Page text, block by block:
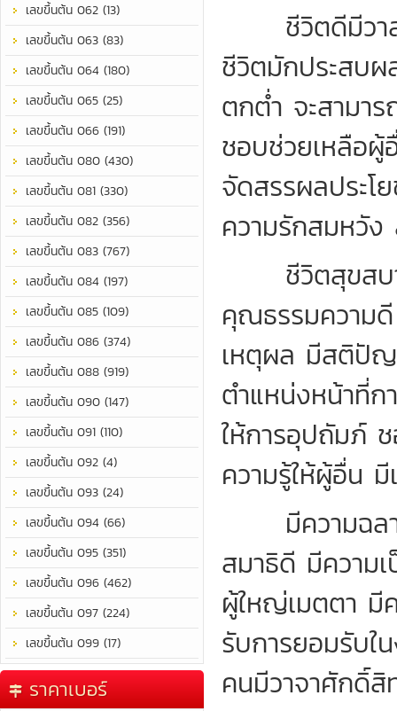
เลขขึ้นต้น 062 (13)
เลขขึ้นต้น 063 (83)
เลขขึ้นต้น 064 (180)
เลขขึ้นต้น 065 (25)
เลขขึ้นต้น 066 (191)
เลขขึ้นต้น 080 (430)
เลขขึ้นต้น 081 (330)
เลขขึ้นต้น 082 (356)
เลขขึ้นต้น 083 (767)
เลขขึ้นต้น 084 (197)
เลขขึ้นต้น 085 (109)
เลขขึ้นต้น 086 (374)
เลขขึ้นต้น 088 (919)
เลขขึ้นต้น 090 (147)
เลขขึ้นต้น 091 (110)
เลขขึ้นต้น 092 (4)
เลขขึ้นต้น 093 (24)
เลขขึ้นต้น 094 (66)
เลขขึ้นต้น 095 (351)
เลขขึ้นต้น 096 (462)
เลขขึ้นต้น 097 (224)
เลขขึ้นต้น 099 (17)
ราคาเบอร์
ชีวิตดีมีวาสน
ชีวิตมักประสบผ
ตกต่ำ จะสามา
ชอบช่วยเหลือผู้
จัดสรรผลประ
ความรักสมหวั
ชีวิตสุขสบาย
คุณธรรมความ
เหตุผล มีสติปัญ
ตำแหน่งหน้าที่ก
ให้การอุปถัมภ์
ความรู้ให้ผู้อื่น
มีความฉลาด
สมาธิดี มีความ
ผู้ใหญ่เมตตา มี
รับการยอมรับ
คนมีวาจาศักดิ์